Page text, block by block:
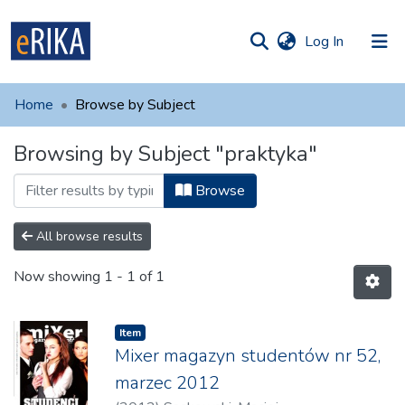
Log In (current)
UAFM
For authors
Help
Contact
Home Browse by Subject
Browsing by Subject "praktyka"
Browse
All browse results
Now showing 1 - 1 of 1
Item
Mixer magazyn studentów nr 52,
marzec 2012